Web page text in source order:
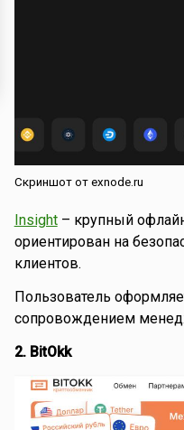
Скриншот от exnode.ru
Insight– крупный
ориентирован на
клиентов.
Пользователь
сопровождением
2. BitOkk